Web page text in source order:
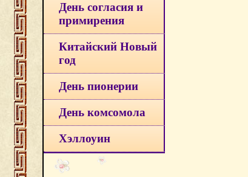
День согласия и
примирения
Китайский Новый
год
День пионерии
День комсомола
Хэллоуин